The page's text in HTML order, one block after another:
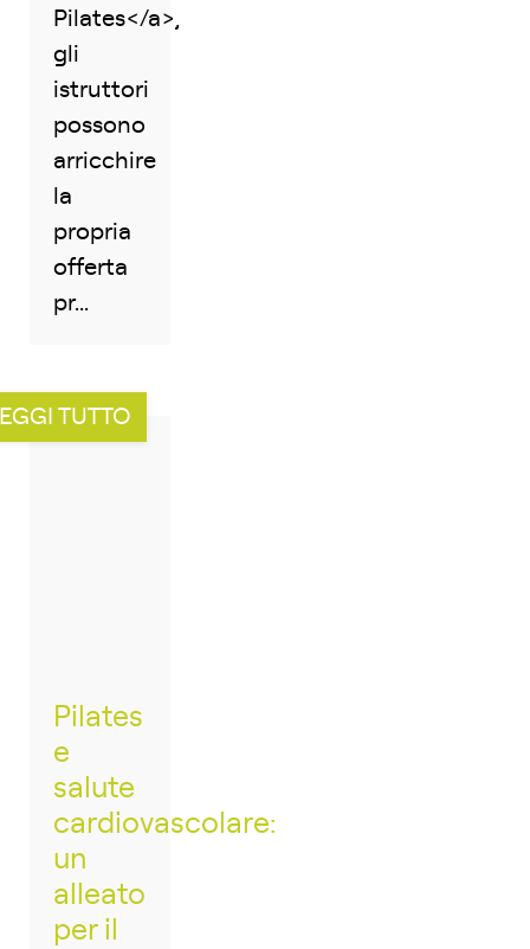
Pilates</a>,
gli
istruttori
possono
arricchire
la
propria
offerta
pr...
TUTTO
Pilates
e
salute
cardiovascolare:
un
alleato
per il